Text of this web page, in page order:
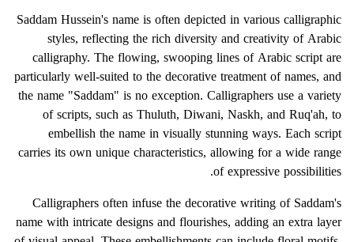
Saddam Hussein's name is often depicted in various calligraphic
styles, reflecting the rich diversity and creativity of Arabic
calligraphy. The flowing, swooping lines of Arabic script are
particularly well-suited to the decorative treatment of names, and
the name "Saddam" is no exception. Calligraphers use a variety
of scripts, such as Thuluth, Diwani, Naskh, and Ruq'ah, to
embellish the name in visually stunning ways. Each script
carries its own unique characteristics, allowing for a wide range
of expressive possibilities.
Calligraphers often infuse the decorative writing of Saddam's
name with intricate designs and flourishes, adding an extra layer